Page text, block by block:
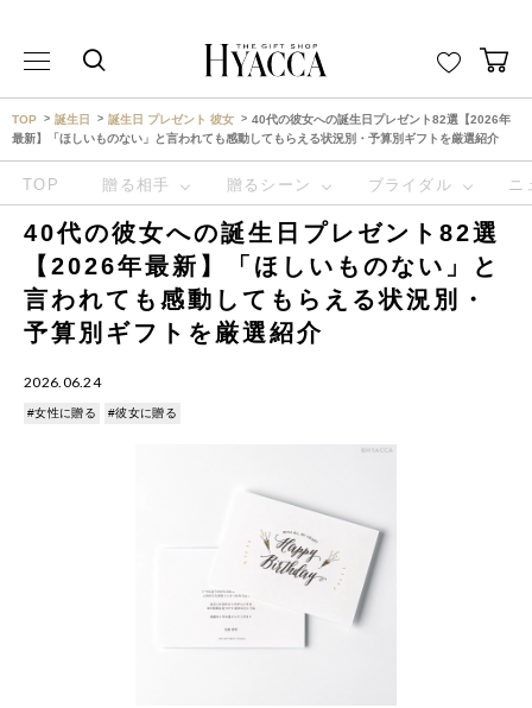
TOP 誕生日 誕生日 プレゼント 彼女
40代の彼女への誕生日プレゼント82選【2026年
最新】「ほしいものない」と言われても感動してもらえる状況別・予算別ギフトを厳選紹介
TOP 贈る相手 贈るシーン ブライダル ニ
40代の彼女への誕生日プレゼント82選
【2026年最新】「ほしいものない」と
言われても感動してもらえる状況別・
予算別ギフトを厳選紹介
2026.06.24
#女性に贈る #彼女に贈る